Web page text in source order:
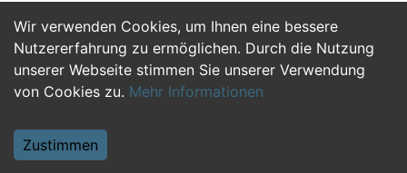
Wir verwenden Cookies, um Ihnen eine bessere
Nutzererfahrung zu ermöglichen. Durch die Nutzung
unserer Webseite stimmen Sie unserer Verwendung
von Cookies zu. Mehr Informationen
Zustimmen
Jetzt Bewerben